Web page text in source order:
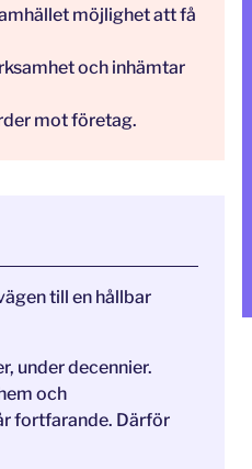
möjlighet att få
och inhämtar
mot företag.
till en hållbar
under decennier.
och
fortfarande. Därför